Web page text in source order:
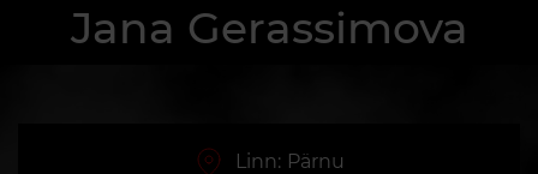
Jana Gerassimova
Linn: Pärnu